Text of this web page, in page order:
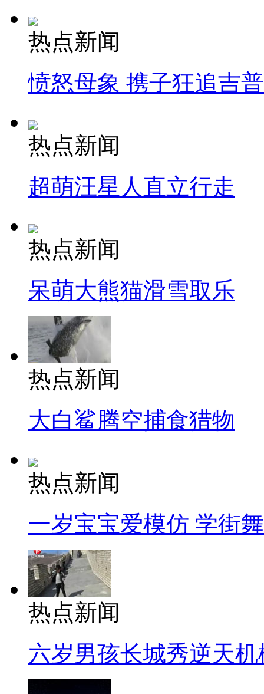
热点新闻
愤怒母象 携子狂追吉
热点新闻
超萌汪星人直立行走
热点新闻
呆萌大熊猫滑雪取乐
热点新闻
大白鲨腾空捕食猎物
热点新闻
一岁宝宝爱模仿 学街
热点新闻
六岁男孩长城秀逆天机